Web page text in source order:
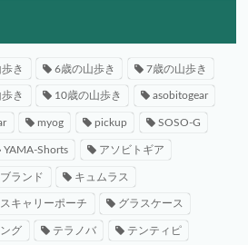
き 6歳の山歩き 7歳の山歩き
き 10歳の山歩き asobitogear
myog pickup SOSO-G
YAMA-Shorts アソビトギア
ランド キュムラス
キャリーポーチ グラスケース
グ テラノバ テンティピ